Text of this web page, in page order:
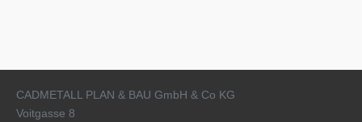
CADMETALL PLAN & BAU GmbH & Co KG
Voitgasse 8